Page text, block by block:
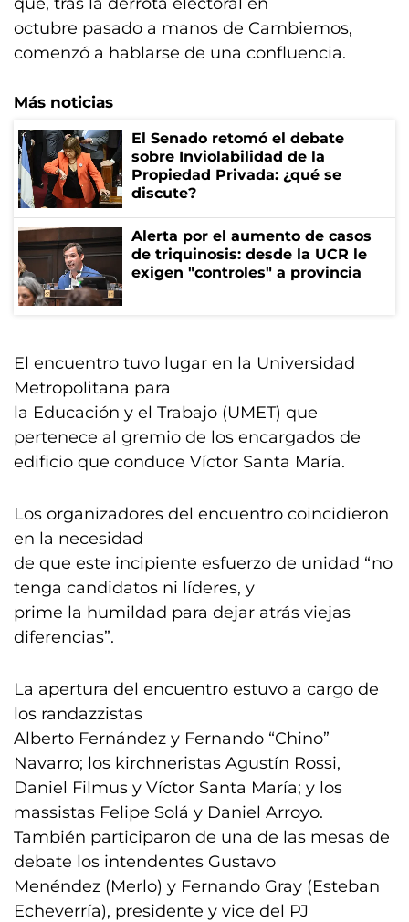
octubre pasado a manos de Cambiemos,
comenzó a hablarse de una confluencia.
Más noticias
El Senado retomó el debate
sobre Inviolabilidad de la
Propiedad Privada: ¿qué se
discute?
Alerta por el aumento de casos
de triquinosis: desde la UCR le
exigen "controles" a provincia
El encuentro tuvo lugar en la Universidad
Metropolitana para
la Educación y el Trabajo (UMET) que
pertenece al gremio de los encargados de
edificio que conduce Víctor Santa María.
Los organizadores del encuentro coincidieron
en la necesidad
de que este incipiente esfuerzo de unidad “no
tenga candidatos ni líderes, y
prime la humildad para dejar atrás viejas
diferencias”.
La apertura del encuentro estuvo a cargo de
los randazzistas
Alberto Fernández y Fernando “Chino”
Navarro; los kirchneristas Agustín Rossi,
Daniel Filmus y Víctor Santa María; y los
massistas Felipe Solá y Daniel Arroyo.
También participaron de una de las mesas de
debate los intendentes Gustavo
Menéndez (Merlo) y Fernando Gray (Esteban
Echeverría), presidente y vice del PJ